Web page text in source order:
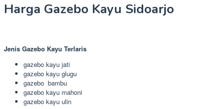
Harga Gazebo Kayu Sidoarjo
Jenis Gazebo Kayu Terlaris
gazebo kayu jati
gazebo kayu glugu
gazebo bambu
gazebo kayu mahoni
gazebo kayu ulin